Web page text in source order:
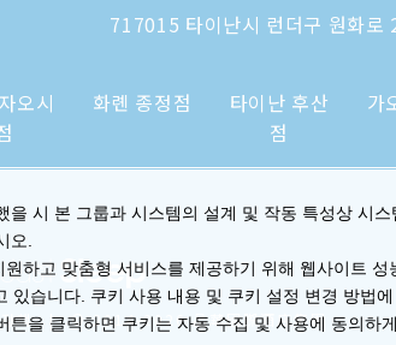
717015 타이난시 런더구 원화로
오시
화롄 종정점
타이난 후산
점
가
책 | © 2014-2026 晶華國際酒店集團
시 본 그룹과 시스템의 설계 및 작동 특성상 시스
오.
하고 맞춤형 서비스를 제공하기 위해 웹사이트 성
습니다. 쿠키 사용 내용 및 쿠키 설정 변경 방법
을 클릭하면 쿠키는 자동 수집 및 사용에 동의하